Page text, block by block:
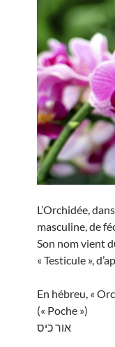
L’Orchidée,
masculine, de
Son nom vient
« Testicule »,
En hébreu, «
(« Poche »)
אור כיס